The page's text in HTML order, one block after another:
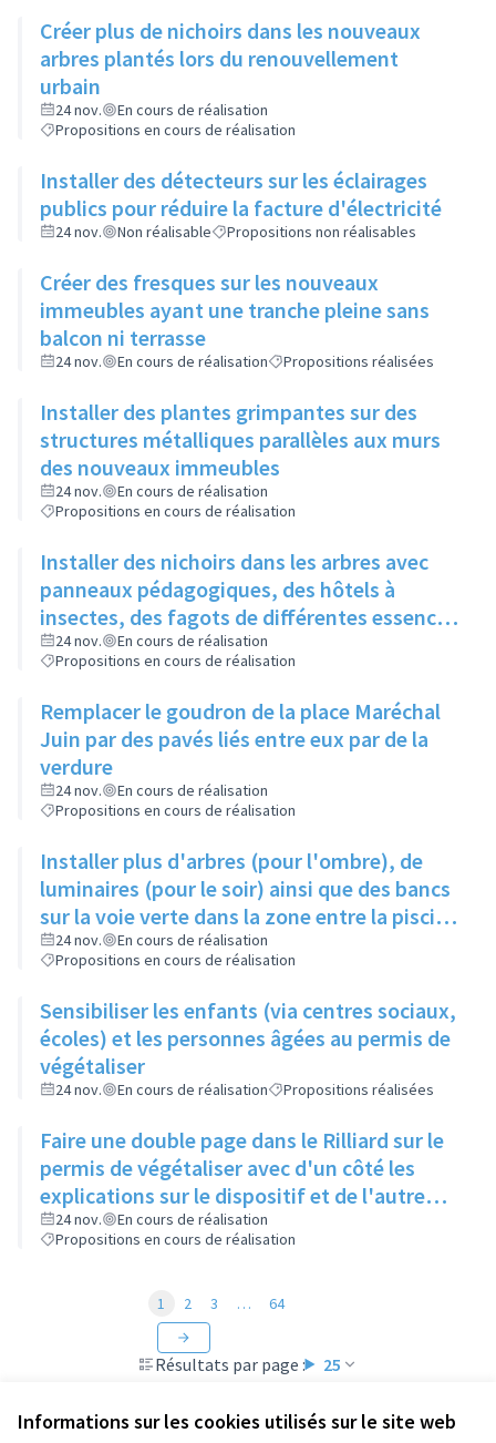
Informations sur les cookies utilisés sur le site web
Créer plus de nichoirs dans les nouveaux
arbres plantés lors du renouvellement
urbain
24 nov.
En cours de réalisation
Propositions en cours de réalisation
Installer des détecteurs sur les éclairages
publics pour réduire la facture d'électricité
24 nov. Non réalisable Propositions non réalisables
Créer des fresques sur les nouveaux
immeubles ayant une tranche pleine sans
balcon ni terrasse
24 nov. En cours de réalisation Propositions réalisées
Installer des plantes grimpantes sur des
structures métalliques parallèles aux murs
des nouveaux immeubles
24 nov.
En cours de réalisation
Propositions en cours de réalisation
Installer des nichoirs dans les arbres avec
panneaux pédagogiques, des hôtels à
insectes, des fagots de différentes essences
pour stimuler la biodiversité sur la place du
Château à la Roue
24 nov.
En cours de réalisation
Propositions en cours de réalisation
Remplacer le goudron de la place Maréchal
Juin par des pavés liés entre eux par de la
verdure
24 nov.
En cours de réalisation
Propositions en cours de réalisation
Installer plus d'arbres (pour l'ombre), de
luminaires (pour le soir) ainsi que des bancs
sur la voie verte dans la zone entre la piscine
et la rue de l'Industrie
24 nov.
En cours de réalisation
Propositions en cours de réalisation
Sensibiliser les enfants (via centres sociaux,
écoles) et les personnes âgées au permis de
végétaliser
24 nov. En cours de réalisation Propositions réalisées
Faire une double page dans le Rilliard sur le
permis de végétaliser avec d'un côté les
explications sur le dispositif et de l'autre
côté des exemples concrets de lieux à
investir
24 nov.
En cours de réalisation
Propositions en cours de réalisation
Résultats par page : 25
1 2 3 … 64